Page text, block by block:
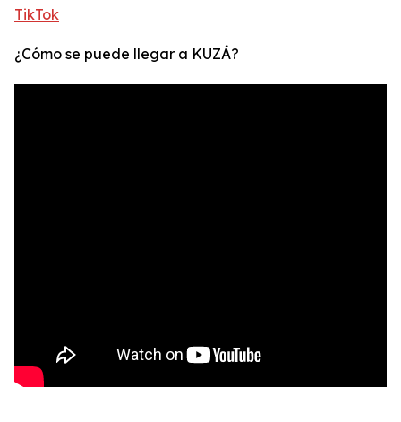
TikTok
¿Cómo se puede llegar a KUZÁ?